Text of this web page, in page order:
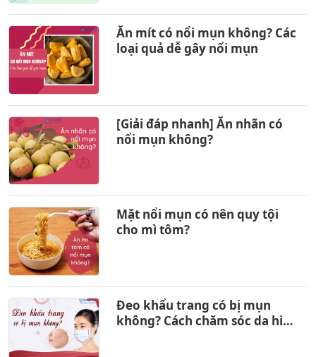
Ăn mít có nổi mụn không? Các
loại quả dễ gây nổi mụn
[Giải đáp nhanh] Ăn nhãn có
nổi mụn không?
Mặt nổi mụn có nên quy tội
cho mì tôm?
Đeo khẩu trang có bị mụn
không? Cách chăm sóc da hiệu